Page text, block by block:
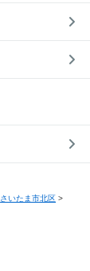
さいたま市北区 >